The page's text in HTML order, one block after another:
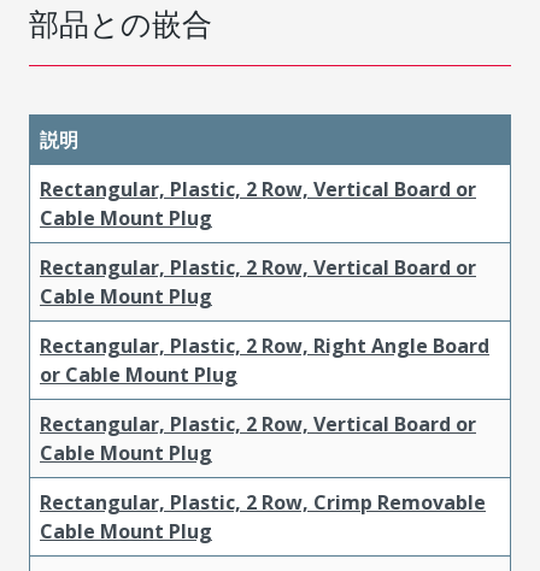
部品との嵌合
説明
Rectangular, Plastic, 2 Row, Vertical Board or
Cable Mount Plug
Rectangular, Plastic, 2 Row, Vertical Board or
Cable Mount Plug
Rectangular, Plastic, 2 Row, Right Angle Board
or Cable Mount Plug
Rectangular, Plastic, 2 Row, Vertical Board or
Cable Mount Plug
Rectangular, Plastic, 2 Row, Crimp Removable
Cable Mount Plug